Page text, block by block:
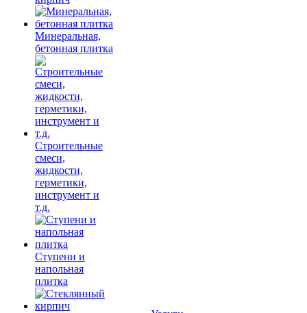
Минеральная,
бетонная плитка
Строительные
смеси,
жидкости,
герметики,
инструмент и
т.д.
Ступени и
напольная
плитка